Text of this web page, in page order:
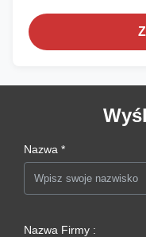
Nazwa *
Nazwa Firmy :